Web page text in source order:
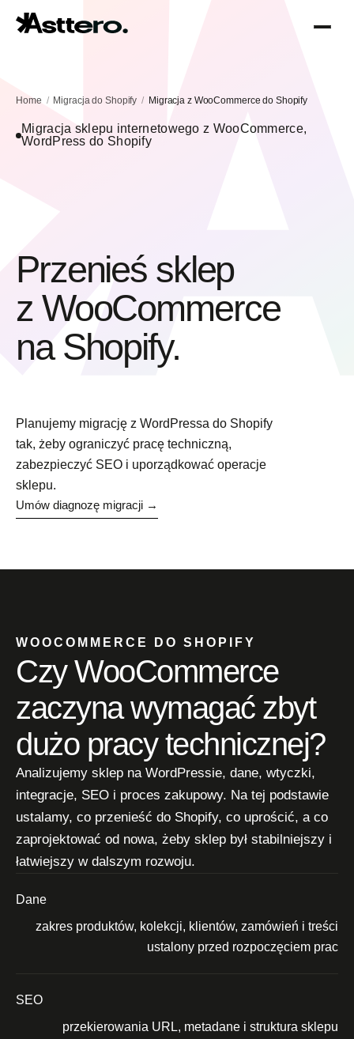
Home Migracja do Shopify Migracja z WooCommerce do Shopify
Migracja sklepu internetowego z WooCommerce,
WordPress do Shopify
Przenieś sklep
z WooCommerce
na Shopify.
Planujemy migrację z WordPressa do Shopify
tak, żeby ograniczyć pracę techniczną,
zabezpieczyć SEO i uporządkować operacje
sklepu.
Umów diagnozę migracji →
WOOCOMMERCE DO SHOPIFY
Czy WooCommerce
zaczyna wymagać zbyt
dużo pracy technicznej?
Analizujemy sklep na WordPressie, dane, wtyczki,
integracje, SEO i proces zakupowy. Na tej podstawie
ustalamy, co przenieść do Shopify, co uprościć, a co
zaprojektować od nowa, żeby sklep był stabilniejszy i
łatwiejszy w dalszym rozwoju.
Dane
zakres produktów, kolekcji, klientów, zamówień i treści
ustalony przed rozpoczęciem prac
SEO
przekierowania URL, metadane i struktura sklepu